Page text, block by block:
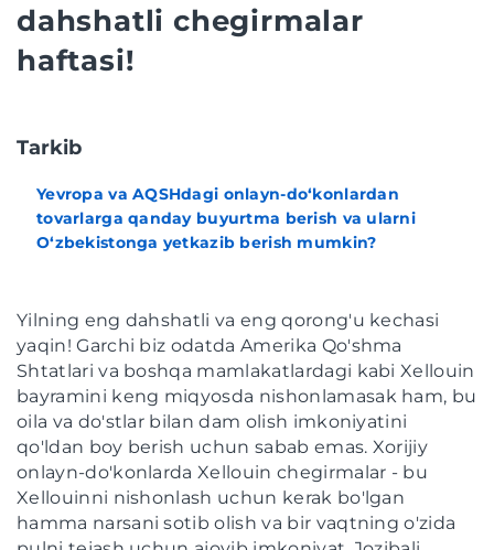
dahshatli chegirmalar
haftasi!
Tarkib
Yevropa va AQSHdagi onlayn-do‘konlardan
tovarlarga qanday buyurtma berish va ularni
O‘zbekistonga yetkazib berish mumkin?
Yilning eng dahshatli va eng qorong'u kechasi
yaqin! Garchi biz odatda Amerika Qo'shma
Shtatlari va boshqa mamlakatlardagi kabi Xellouin
bayramini keng miqyosda nishonlamasak ham, bu
oila va do'stlar bilan dam olish imkoniyatini
qo'ldan boy berish uchun sabab emas. Xorijiy
onlayn-do'konlarda Xellouin chegirmalar - bu
Xellouinni nishonlash uchun kerak bo'lgan
hamma narsani sotib olish va bir vaqtning o'zida